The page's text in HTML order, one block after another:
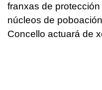
franxas de
núcleos de
Concello actuará de